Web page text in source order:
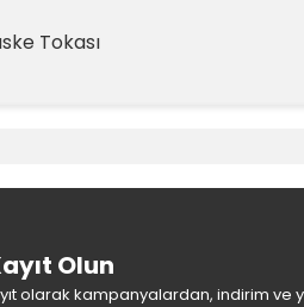
Tokası
kalitesiz, bozuk veya görüntülenemiyor.
hatalar bulunuyor.
diğer sitelerden daha pahalı.
Olun
olarak kampanyalardan, indirim ve